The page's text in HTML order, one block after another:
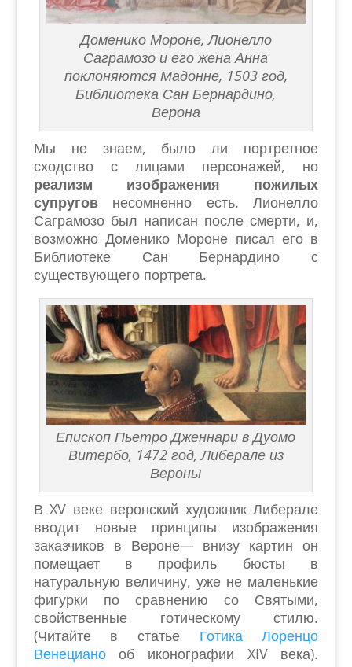
Доменико Мороне, Лионелло
Саграмозо и его жена Анна
поклоняются Мадонне, 1503 год,
Библиотека Сан Бернардино,
Верона
Мы не знаем, было ли портретное
сходство с лицами персонажей, но
реализм изображения пожилых
супруговнесомненно есть. Лионелло
Саграмозо был написан после смерти, и,
возможно Доменико Мороне писал его в
Библиотеке Сан Бернардино с
существующего портрета.
Епископ Пьетро Дженнари в Дуомо
Витербо, 1472 год, Либерале из
Вероны
В XV веке веронский художник Либерале
вводит новые принципы изображения
заказчиков в Вероне— внизу картин он
помещает в профиль бюсты в
натуральную величину, уже не маленькие
фигурки по сравнению со Святыми,
свойственные готическому стилю.
(Читайте в статье Готика Лоренцо
Венецианооб иконографии XIV века).